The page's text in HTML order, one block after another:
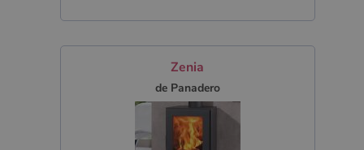
Zenia
de Panadero